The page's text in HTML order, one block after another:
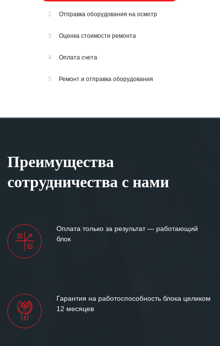
2 Отправка оборудования на осмотр
3 Оценка стоимости ремонта
4 Оплата счета
5 Ремонт и отправка оборудования
Преимущества
сотрудничества с нами
Оплата только за результат — работающий
блок
Гарантия на работоспособность блока целиком
12 месяцев